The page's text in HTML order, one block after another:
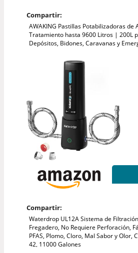
Compartir:
AWAKING Pastillas Potabilizadoras de
Tratamiento hasta 9600 Litros | 200L
Depósitos, Bidones, Caravanas y
Compartir:
Waterdrop UL12A Sistema de
Fregadero, No Requiere Perforación,
PFAS, Plomo, Cloro, Mal Sabor y Olor,
42, 11000 Galones